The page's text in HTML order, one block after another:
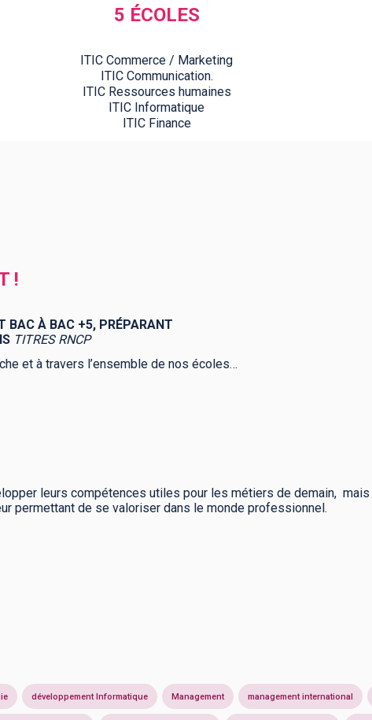
5 ÉCOLES
ITIC Commerce / Marketing
ITIC Communication.
ITIC Ressources humaines
ITIC Informatique
ITIC Finance
!
BAC À BAC +5, PRÉPARANT
TITRES RNCP
et à travers l’ensemble de nos écoles…
leurs compétences utiles pour les métiers de demain,
permettant de se valoriser dans le monde professionnel.
développement Informatique Management management international